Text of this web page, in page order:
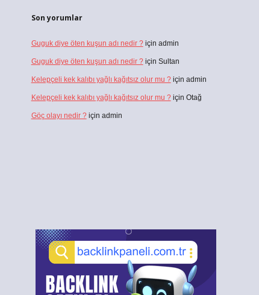
Son yorumlar
Guguk diye öten kuşun adı nedir ?için admin
Guguk diye öten kuşun adı nedir ?için Sultan
Kelepçeli kek kalıbı yağlı kağıtsız olur mu ?için admin
Kelepçeli kek kalıbı yağlı kağıtsız olur mu ?için Otağ
Göç olayı nedir ?için admin